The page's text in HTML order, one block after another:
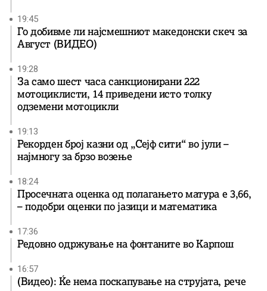
19:45
Го добивме ли најсмешниот македонски скеч за
Август (ВИДЕО)
19:28
За само шест часа санкционирани 222
мотоциклисти, 14 приведени исто толку
одземени мотоцикли
19:13
Рекорден број казни од „Сејф сити“ во јули –
најмногу за брзо возење
18:24
Просечната оценка од полагањето матура е 3,66,
– подобри оценки по јазици и математика
17:36
Редовно одржување на фонтаните во Карпош
16:57
(Видео): Ќе нема поскапување на струјата, рече